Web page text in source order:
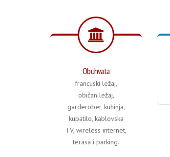
Obuhvata
francuski ležaj,
običan ležaj,
garderober, kuhinja,
kupatilo, kablovska
TV, wireless internet,
terasa i parking.